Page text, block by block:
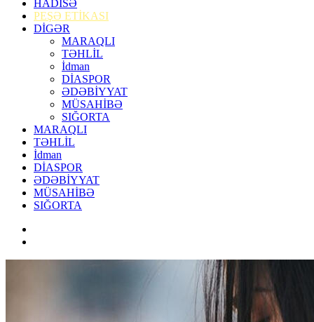
HADİSƏ
PEŞƏ ETİKASI
DİGƏR
MARAQLI
TƏHLİL
İdman
DİASPOR
ƏDƏBİYYAT
MÜSAHİBƏ
SIĞORTA
MARAQLI
TƏHLİL
İdman
DİASPOR
ƏDƏBİYYAT
MÜSAHİBƏ
SIĞORTA